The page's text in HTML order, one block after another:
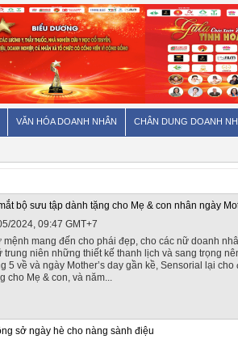
VĂN HÓA DOANH NHÂN CHÂN DUNG DOANH
bộ sưu tập dành tặng cho Mẹ & con nhân ngày
2024, 09:47 GMT+7
mệnh mang đến cho phái đẹp, cho các nữ doanh
niên những thiết kế thanh lịch và sang trọng
5 về và ngày Mother’s day gần kề, Sensorial lại cho
cho Mẹ & con, và năm...
sở ngày hè cho nàng sành điệu